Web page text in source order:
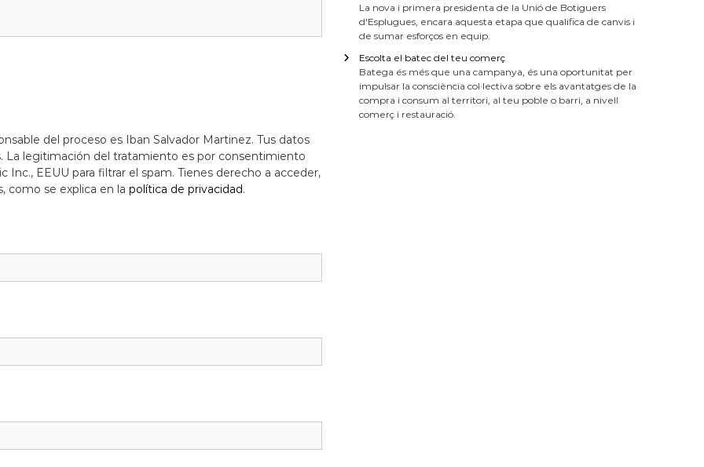
del proceso es Iban Salvador Martinez. Tus datos
La legitimación del tratamiento es por consentimiento
EEUU para filtrar el spam. Tienes derecho a acceder,
como se explica en la política de privacidad.
La nova i primera presidenta de la Unió de Botiguers
d'Esplugues, encara aquesta etapa que qualifica de canvis i
de sumar esforços en equip.
Escolta el batec del teu comerç
Batega és més que una campanya, és una oportunitat per
impulsar la consciència col·lectiva sobre els avantatges de la
compra i consum al territori, al teu poble o barri, a nivell
comerç i restauració.